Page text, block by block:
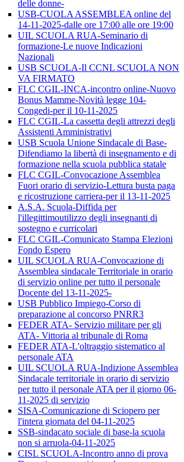
delle donne-
USB-CUOLA ASSEMBLEA online del
14-11-2025-dalle ore 17:00 alle ore 19:00
UIL SCUOLA RUA-Seminario di
formazione-Le nuove Indicazioni
Nazionali
USB SCUOLA-Il CCNL SCUOLA NON
VA FIRMATO
FLC CGIL-INCA-incontro online-Nuovo
Bonus Mamme-Novità legge 104-
Congedi-per il 10-11-2025
FLC CGIL-La cassetta degli attrezzi degli
Assistenti Amministrativi
USB Scuola Unione Sindacale di Base-
Difendiamo la libertà di insegnamento e di
formazione nella scuola pubblica statale
FLC CGIL-Convocazione Assemblea
Fuori orario di servizio-Lettura busta paga
e ricostruzione carriera-per il 13-11-2025
A.S.A. Scuola-Diffida per
l'illegittimoutilizzo degli insegnanti di
sostegno e curricolari
FLC CGIL-Comunicato Stampa Elezioni
Fondo Espero
UIL SCUOLA RUA-Convocazione di
Assemblea sindacale Territoriale in orario
di servizio online per tutto il personale
Docente del 13-11-2025-
USB Pubblico Impiego-Corso di
preparazione al concorso PNRR3
FEDER ATA- Servizio militare per gli
ATA- Vittoria al tribunale di Roma
FEDER ATA-L'oltraggio sistematico al
personale ATA
UIL SCUOLA RUA-Indizione Assemblea
Sindacale territoriale in orario di servizio
per tutto il personale ATA per il giorno 06-
11-2025 di servizio
SISA-Comunicazione di Sciopero per
l'intera giornata del 04-11-2025
SSB-sindacato sociale di base-la scuola
non si arruola-04-11-2025
CISL SCUOLA-Incontro anno di prova